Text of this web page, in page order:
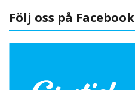
Följ oss på Facebook